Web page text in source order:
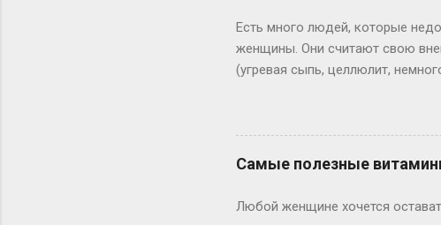
Есть много людей, которые
женщины. Они считают свою
(угревая сыпь, целлюлит,
некоторым мужчинам) много
сильно оттопыренные уши и т.
Самые полезные
Любой женщине хочется